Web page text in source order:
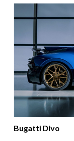
Bugatti Divo